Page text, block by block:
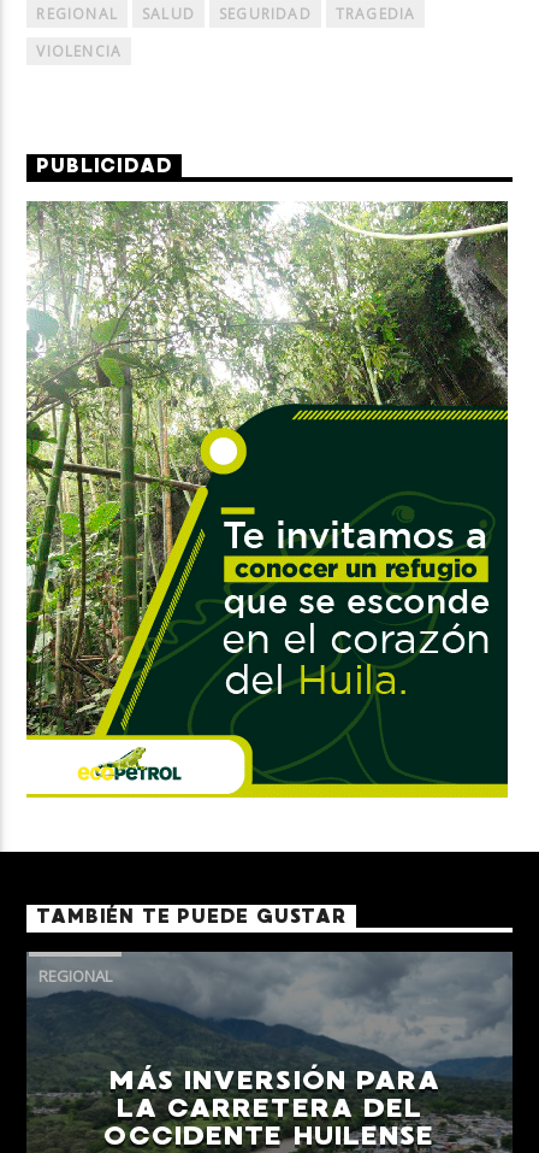
REGIONAL
SALUD SEGURIDAD
TRAGEDIA
VIOLENCIA
PUBLICIDAD
TAMBIÉN TE PUEDE GUSTAR
REGIONAL
MÁS INVERSIÓN PARA
LA CARRETERA DEL
OCCIDENTE HUILENSE